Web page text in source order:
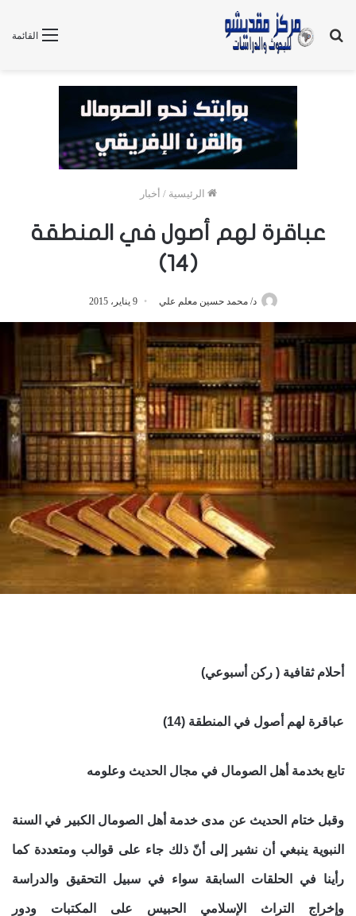
القائمة
بحث
الرئيسية / أخبار
عباقرة لهم أصول في المنطقة
(14)
د/ محمد حسين معلم علي 9 يناير، 2015
أحلام ثقافية ( ركن أسبوعي)
عباقرة لهم أصول في المنطقة (14)
تابع بخدمة أهل الصومال في مجال الحديث وعلومه
وقبل ختام الحديث عن مدى خدمة أهل الصومال الكبير في السنة
النبوية ينبغي أن نشير إلى أنّ ذلك جاء على قوالب ومتعددة كما
رأينا في الحلقات السابقة سواء في سبيل التحقيق والدراسة
وإخراج التراث الإسلامي الحبيس على المكتبات ودور